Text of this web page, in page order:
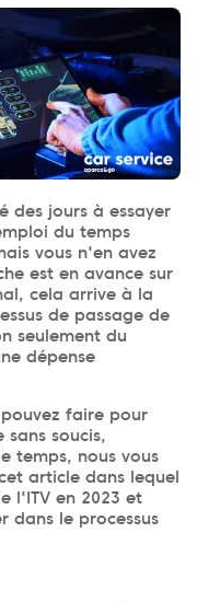
des jours à essayer
du temps
vous n'en avez
est en avance sur
cela arrive à la
de passage de
seulement du
dépense
faire pour
soucis,
temps, nous vous
article dans lequel
l'ITV en 2023 et
dans le processus